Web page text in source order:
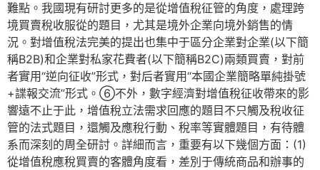
難點。我國現有研討更多的是從增值稅征管的角度，處理跨
境買賣稅收服從的題目，尤其是境外企業向境外銷售的情
況。對增值稅法完美的提出也集中于區分企業對企業(以下簡
稱B2B)和企業對私家花費者(以下簡稱B2C)兩類買賣，對前
者實用“逆向征收”形式，對后者實用“本國企業簡略單純掛號
+諜報交流”形式。⑥不外，數字經濟對增值稅征收帶來的影
響遠不止于此，增值稅立法需求回應的題目不只觸及稅收征
管的法式題目，還觸及應稅行動、稅率等實體題目，有待體
系而深刻的周全研討。詳細而言，重要有以下幾個方面：(1)
從增值稅應稅買賣的客體角度看，差別于傳統商品和辦事的